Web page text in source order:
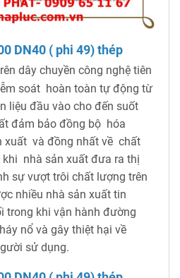
DN40 ( phi 49) thép
dây chuyền công nghệ tiên
soát hoàn toàn tự động từ
liệu đầu vào cho đến suốt
đảm bảo đồng bộ hóa
xuất và đồng nhất về chất
nhà sản xuất đưa ra thị
sự vượt trôi chất lượng trên
nhiều nhà sản xuất tin
trong khi vận hành đường
nổ và gây thiệt hại về
sử dụng.